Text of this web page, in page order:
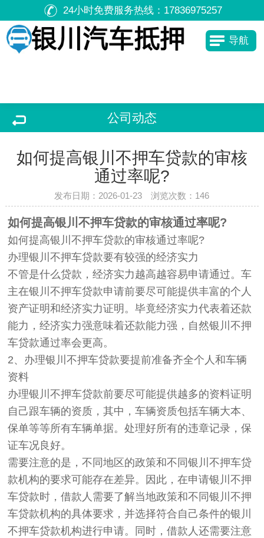
24小时免费服务热线： 17836975257
导航
公司动态
如何提高银川不押车贷款的审核
通过率呢?
发布日期：2026-01-23 浏览次数： 146
如何提高银川不押车贷款的审核通过率呢?
如何提高银川不押车贷款的审核通过率呢?
办理银川不押车贷款要有较强的经济实力
不管是什么贷款，经济实力越高越容易申请通过。车
主在银川不押车贷款申请前要尽可能提供丰富的个人
资产证明和经济实力证明。毕竟经济实力代表着还款
能力，经济实力强意味着还款能力强，自然银川不押
车贷款通过率会更高。
2、办理银川不押车贷款要提前准备齐全个人和车辆
资料
办理银川不押车贷款前要尽可能提供越多的资料证明
自己跟车辆的资质，其中，车辆资质包括车辆大本、
保单等等所有车辆单据。处理好所有的违章记录，保
证车况良好。
需要注意的是，不同地区的政策和不同银川不押车贷
款机构的要求可能存在差异。因此，在申请银川不押
车贷款时，借款人需要了解当地政策和不同银川不押
车贷款机构的具体要求，并选择符合自己条件的银川
不押车贷款机构进行申请。同时，借款人还需要注意